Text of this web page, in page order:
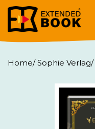
Home/ Sophie Verlag/